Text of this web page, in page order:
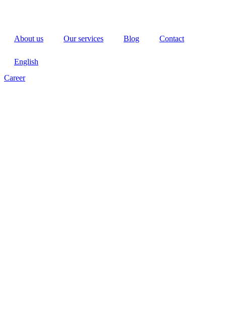
About us Our services Blog Contact
English
Career